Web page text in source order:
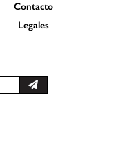
Contacto
Legales